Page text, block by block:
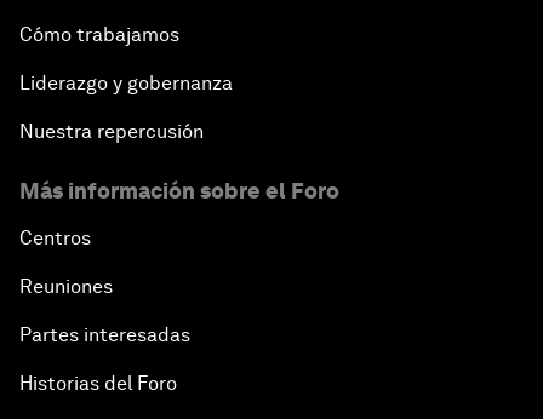
Cómo trabajamos
Liderazgo y gobernanza
Nuestra repercusión
Más información sobre el Foro
Centros
Reuniones
Partes interesadas
Historias del Foro